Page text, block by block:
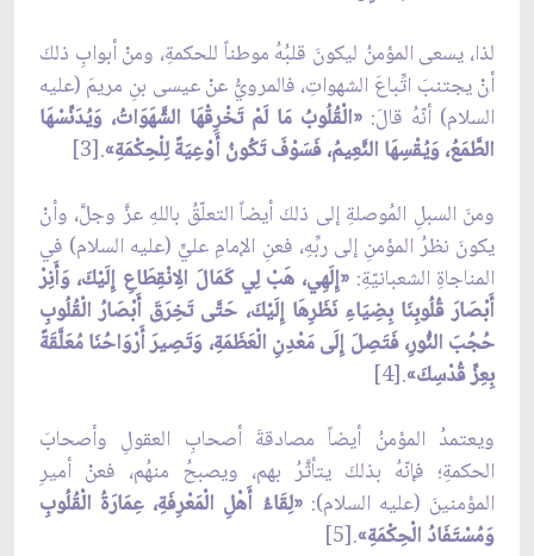
لذا، يسعى المؤمنُ ليكونَ قلبُهُ موطناً للحكمةِ، ومنْ أبوابِ ذلكَ
أنْ يجتنبَ اتِّباعَ الشهواتِ، فالمرويُّ عنْ عيسى بنِ مريمَ (عليه
السلام) أنّهُ قالَ: «الْقُلُوبُ مَا لَمْ تَخْرِقْهَا الشَّهَوَاتُ، وَيُدَنِّسْهَا
الطَّمَعُ، وَيُقْسِهَا النَّعِيمُ، فَسَوْفَ تَكُونُ أَوْعِيَةً لِلْحِكْمَةِ».[3]
ومنَ السبلِ المُوصلةِ إلى ذلكَ أيضاً التعلّقُ باللهِ عزَّ وجلَّ، وأنْ
يكونَ نظرُ المؤمنِ إلى ربِّهِ، فعنِ الإمامِ عليٍّ (عليه السلام) في
المناجاةِ الشعبانيّةِ:«إِلَهِي، هَبْ لِي كَمَالَ الِانْقِطَاعِ إِلَيْكَ، وَأَنِرْ
أَبْصَارَ قُلُوبِنَا بِضِيَاءِ نَظَرِهَا إِلَيْكَ، حَتَّى تَخِرَقَ أَبْصَارُ الْقُلُوبِ
حُجُبَ النُّورِ، فَتَصِلَ إِلَى مَعْدِنِ الْعَظَمَةِ، وَتَصِيرَ أَرْوَاحُنَا مُعَلَّقَةً
بِعِزِّ قُدْسِكَ‏».[4]
ويعتمدُ المؤمنُ أيضاً مصادقةَ أصحابِ العقولِ وأصحابَ
الحكمةِ؛ فإنّهُ بذلكَ يتأثَّرُ بهم، ويصبحُ منهُم، فعنْ أميرِ
المؤمنينَ (عليه السلام): «لِقَاءُ أَهْلِ الْمَعْرِفَةِ، عِمَارَةُ الْقُلُوبِ
وَمُسْتَفَادُ الْحِكْمَةِ».[5]